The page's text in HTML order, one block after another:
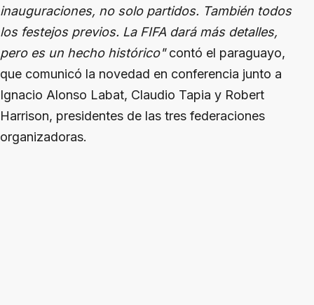
inauguraciones, no solo partidos. También todos
los festejos previos. La FIFA dará más detalles,
pero es un hecho histórico"contó el paraguayo,
que comunicó la novedad en conferencia junto a
Ignacio Alonso Labat, Claudio Tapia y Robert
Harrison, presidentes de las tres federaciones
organizadoras.